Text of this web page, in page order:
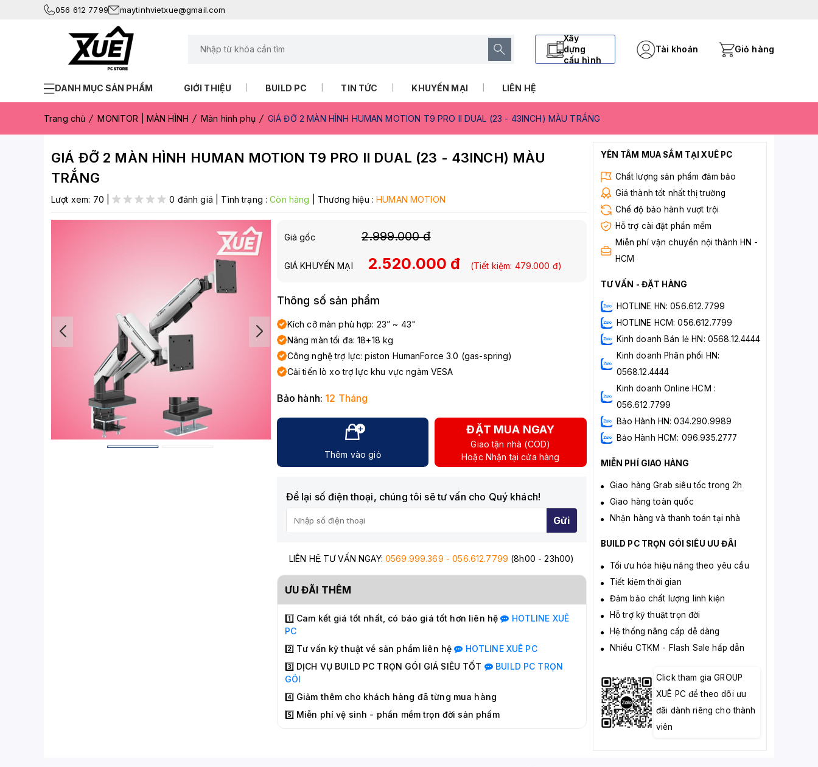
056 612 7799 maytinhvietxue@gmail.com
Xây
dựng
cấu hình
Tài khoản Giỏ hàng
DANH MỤC SẢN PHẨM GIỚI THIỆU BUILD PC TIN TỨC KHUYẾN MẠI LIÊN HỆ
Trang chủ MONITOR | MÀN HÌNH Màn hình phụ GIÁ ĐỠ 2 MÀN HÌNH HUMAN MOTION T9 PRO II DUAL (23 - 43INCH) MÀU TRẮNG
GIÁ ĐỠ 2 MÀN HÌNH HUMAN MOTION T9 PRO II DUAL (23 - 43INCH) MÀU
TRẮNG
Lượt xem: 70 | 0 đánh giá Tình trạng :Còn hàng Thương hiệu :HUMAN MOTION
Giá gốc 2.999.000 đ
GIÁ KHUYẾN MẠI 2.520.000 đ (Tiết kiệm: 479.000 đ)
Thông số sản phẩm
Kích cỡ màn phù hợp: 23” ~ 43"
Nâng màn tối đa: 18+18 kg
Công nghệ trợ lực: piston HumanForce 3.0 (gas-spring)
Cải tiến lò xo trợ lực khu vực ngàm VESA
Bảo hành: 12 Tháng
Thêm vào giỏ
ĐẶT MUA NGAY
Giao tận nhà (COD)
Hoặc Nhận tại cửa hàng
Để lại số điện thoại, chúng tôi sẽ tư vấn cho Quý khách!
Gửi
LIÊN HỆ TƯ VẤN NGAY: 0569.999.369 - 056.612.7799 (8h00 - 23h00)
ƯU ĐÃI THÊM
1️⃣ Cam kết giá tốt nhất, có báo giá tốt hơn liên hệ HOTLINE XUÊ
PC
2️⃣ Tư vấn kỹ thuật về sản phẩm liên hệ
HOTLINE XUÊ PC
3️⃣ DỊCH VỤ BUILD PC TRỌN GÓI GIÁ SIÊU TỐT
BUILD PC TRỌN
GÓI
4️⃣ Giảm thêm cho khách hàng đã từng mua hàng
5️⃣ Miễn phí vệ sinh - phần mềm trọn đời sản phẩm
YÊN TÂM MUA SẮM TẠI XUÊ PC
Chất lượng sản phẩm đảm bảo
Giá thành tốt nhất thị trường
Chế độ bảo hành vượt trội
Hỗ trợ cài đặt phần mềm
Miễn phí vận chuyển nội thành HN -
HCM
TƯ VẤN - ĐẶT HÀNG
HOTLINE HN: 056.612.7799
HOTLINE HCM: 056.612.7799
Kinh doanh Bán lẻ HN: 0568.12.4444
Kinh doanh Phân phối HN:
0568.12.4444
Kinh doanh Online HCM :
056.612.7799
Bảo Hành HN: 034.290.9989
Bảo Hành HCM: 096.935.2777
MIỄN PHÍ GIAO HÀNG
Giao hàng Grab siêu tốc trong 2h
Giao hàng toàn quốc
Nhận hàng và thanh toán tại nhà
BUILD PC TRỌN GÓI SIÊU ƯU ĐÃI
Tối ưu hóa hiệu năng theo yêu cầu
Tiết kiệm thời gian
Đảm bảo chất lượng linh kiện
Hỗ trợ kỹ thuật trọn đời
Hệ thống nâng cấp dễ dàng
Nhiều CTKM - Flash Sale hấp dẫn
Click tham gia GROUP
XUÊ PC để theo dõi ưu
đãi dành riêng cho thành
viên